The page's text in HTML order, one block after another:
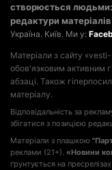
створюється
редактури
Україна. Київ. Ми у:
Матеріали з сайту
обов'язковим активним
абзаці. Також
матеріалу.
Відповідальність за
збігатися з позицією
Матеріали з плашкою
реклами (21+). «Новини
ґрунтується на